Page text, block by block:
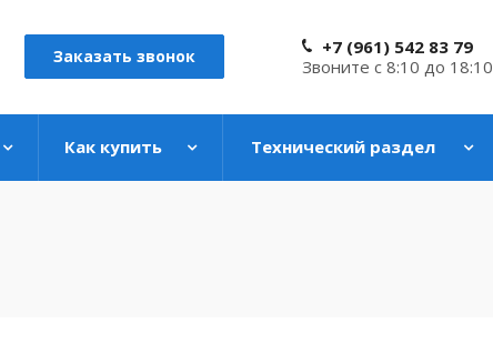
Заказать звонок
+7 (961) 542 83 79
Звоните с 8:10 до 18:10
Как купить Технический раздел